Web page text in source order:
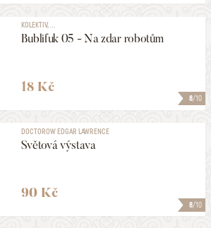
8/10
KOLEKTIV, ...
Bublifuk 05 - Na zdar robotům
18 Kč
8/10
DOCTOROW EDGAR LAWRENCE
Světová výstava
90 Kč